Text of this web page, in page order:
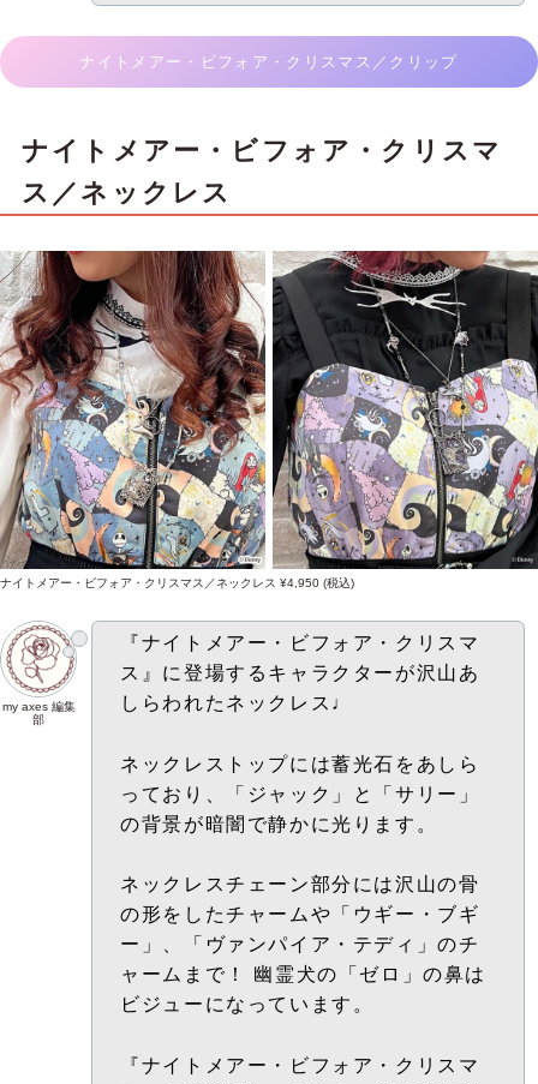
ナイトメアー・ビフォア・クリスマス／クリップ
ナイトメアー・ビフォア・クリスマ
ス／ネックレス
ナイトメアー・ビフォア・クリスマス／ネックレス ¥4,950 (税込)
my axes 編集
部
『ナイトメアー・ビフォア・クリスマ
ス』に登場するキャラクターが沢山あ
しらわれたネックレス♩
ネックレストップには蓄光石をあしら
っており、「ジャック」と「サリー」
の背景が暗闇で静かに光ります。
ネックレスチェーン部分には沢山の骨
の形をしたチャームや「ウギー・ブギ
ー」、「ヴァンパイア・テディ」のチ
ャームまで！ 幽霊犬の「ゼロ」の鼻は
ビジューになっています。
『ナイトメアー・ビフォア・クリスマ